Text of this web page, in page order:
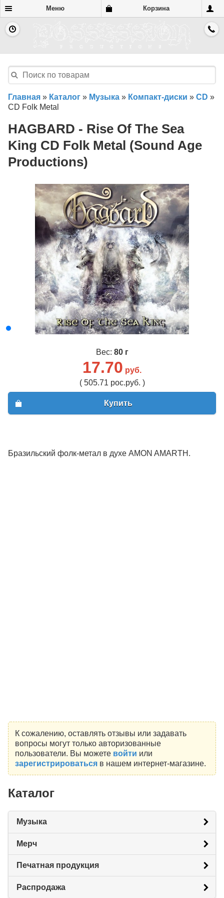
Меню Корзина
Главная » Каталог » Музыка » Компакт-диски » CD »
CD Folk Metal
HAGBARD - Rise Of The Sea
King CD Folk Metal (Sound Age
Productions)
Вес: 80 г
17.70 руб.
( 505.71 рос.руб. )
Купить
Бразильский фолк-метал в духе AMON AMARTH.
К сожалению, оставлять отзывы или задавать
вопросы могут только авторизованные
пользователи. Вы можете войти или
зарегистрироватьсяв нашем интернет-магазине.
Каталог
Музыка
Мерч
Печатная продукция
Распродажа